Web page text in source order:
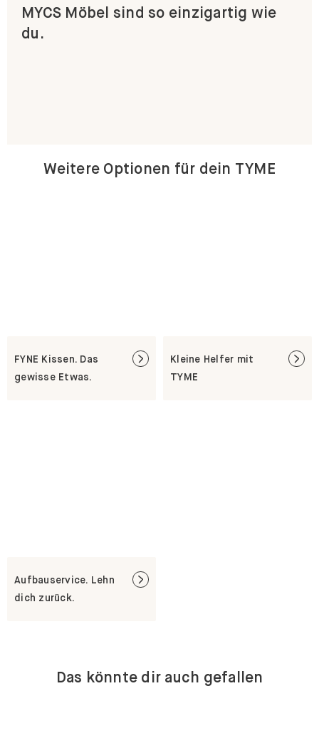
MYCS Möbel sind so einzigartig wie
du.
Weitere Optionen für dein TYME
FYNE Kissen. Das
gewisse Etwas.
Kleine Helfer mit
TYME
Aufbauservice. Lehn
dich zurück.
Das könnte dir auch gefallen